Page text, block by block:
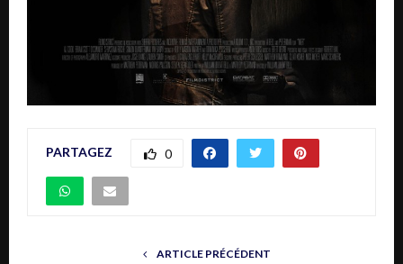
PARTAGEZ 0
ARTICLE PRÉCÉDENT